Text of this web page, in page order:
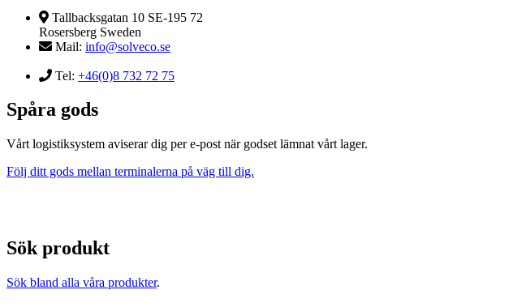
Tallbacksgatan 10 SE-195 72
Rosersberg Sweden
Mail: info@solveco.se
Tel: +46(0)8 732 72 75
Spåra gods
Vårt logistiksystem aviserar dig per e-post när godset lämnat vårt lager.
Följ ditt gods mellan terminalerna på väg till dig.
Sök produkt
Sök bland alla våra produkter.